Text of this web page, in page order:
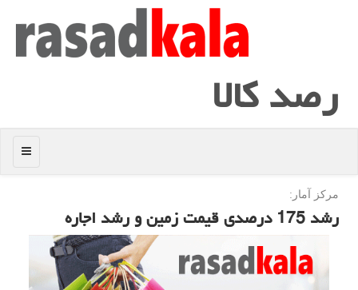
رصد كالا
منو
مركز آمار:
رشد 175 درصدی قیمت زمین و رشد اجاره